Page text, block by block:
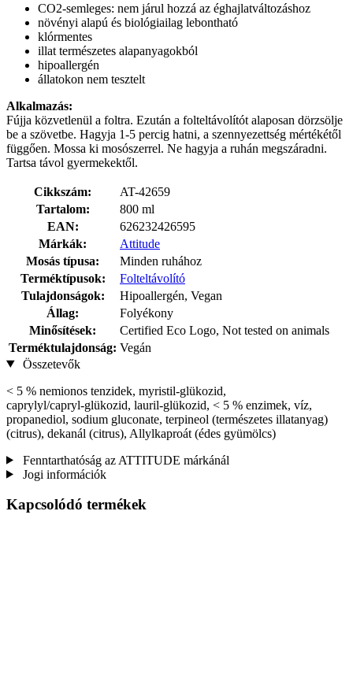
CO2-semleges: nem járul hozzá az éghajlatváltozáshoz
növényi alapú és biológiailag lebontható
klórmentes
illat természetes alapanyagokból
hipoallergén
állatokon nem tesztelt
Alkalmazás:
Fújja közvetlenül a foltra. Ezután a folteltávolítót alaposan dörzsölje
be a szövetbe. Hagyja 1-5 percig hatni, a szennyezettség mértékétől
függően. Mossa ki mosószerrel. Ne hagyja a ruhán megszáradni.
Tartsa távol gyermekektől.
Cikkszám:
AT-42659
Tartalom:
800 ml
EAN:
626232426595
Márkák:
Attitude
Mosás típusa:
Minden ruhához
Terméktípusok:
Folteltávolító
Tulajdonságok:
Hipoallergén, Vegan
Állag:
Folyékony
Minősítések:
Certified Eco Logo, Not tested on animals
Terméktulajdonság: Vegán
Összetevők
< 5 % nemionos tenzidek, myristil‑glükozid,
caprylyl/capryl‑glükozid, lauril-glükozid, < 5 % enzimek, víz,
propanediol, sodium gluconate, terpineol (természetes illatanyag)
(citrus), dekanál (citrus), Allylkaproát (édes gyümölcs)
Fenntarthatóság az ATTITUDE márkánál
Jogi információk
Kapcsolódó termékek